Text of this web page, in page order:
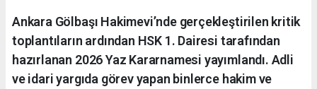
Ankara Gölbaşı Hakimevi’nde gerçekleştirilen kritik
toplantıların ardından HSK 1. Dairesi tarafından
hazırlanan 2026 Yaz Kararnamesi yayımlandı. Adli
ve idari yargıda görev yapan binlerce hakim ve